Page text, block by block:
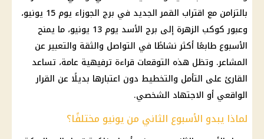
بالتزامن مع اقتراب القمر الجديد في برج الجوزاء يوم 15 يونيو،
وعبور كوكب الزهرة إلى برج الأسد يوم 13 يونيو، ما يمنح
الأسبوع طابعًا أكثر نشاطًا في التواصل والثقة والتعبير عن
المشاعر. وتظل هذه التوقعات قراءة ترفيهية عامة، تساعد
القارئ على التأمل والتخطيط دون اعتبارها بديلًا عن القرار
الواقعي أو الاجتهاد الشخصي.
لماذا يبدو الأسبوع الثاني من يونيو مختلفًا؟